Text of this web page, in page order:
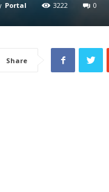
Portal 3222 0
Share